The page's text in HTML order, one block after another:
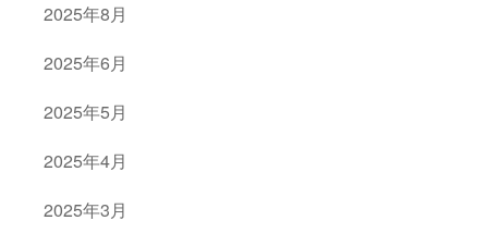
2025年8月
2025年6月
2025年5月
2025年4月
2025年3月